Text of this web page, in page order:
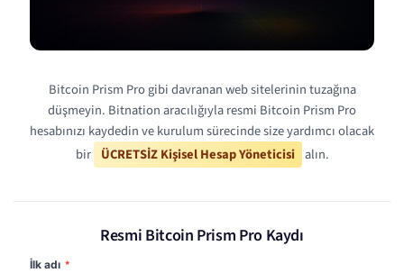
Bitcoin Prism Pro gibi davranan web sitelerinin tuzağına
düşmeyin. Bitnation aracılığıyla resmi Bitcoin Prism Pro
hesabınızı kaydedin ve kurulum sürecinde size yardımcı olacak
bir ÜCRETSİZ Kişisel Hesap Yöneticisi alın.
Resmi Bitcoin Prism Pro Kaydı
İlk adı *